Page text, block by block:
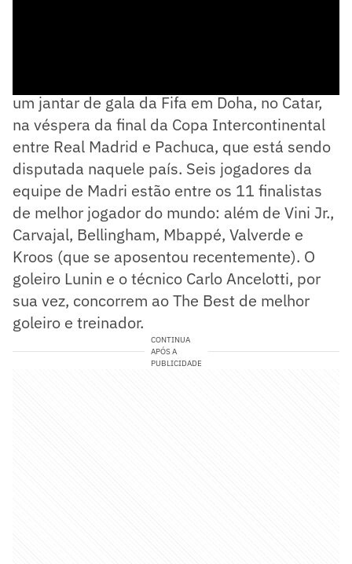
um jantar de gala da Fifa em Doha, no Catar,
na véspera da final da Copa Intercontinental
entre Real Madrid e Pachuca, que está sendo
disputada naquele país. Seis jogadores da
equipe de Madri estão entre os 11 finalistas
de melhor jogador do mundo: além de Vini Jr.,
Carvajal, Bellingham, Mbappé, Valverde e
Kroos (que se aposentou recentemente). O
goleiro Lunin e o técnico Carlo Ancelotti, por
sua vez, concorrem ao The Best de melhor
goleiro e treinador.
CONTINUA
APÓS A
PUBLICIDADE